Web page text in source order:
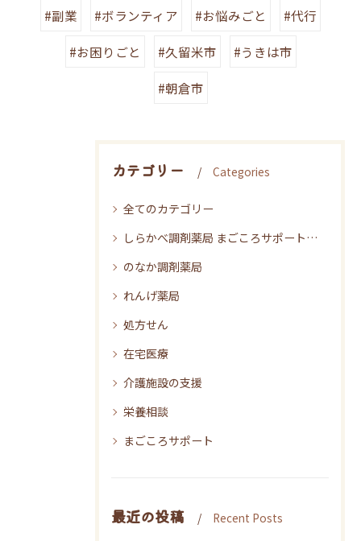
#副業 #ボランティア #お悩みごと #代行
#お困りごと #久留米市 #うきは市
#朝倉市
カテゴリー Categories
全てのカテゴリー
しらかべ調剤薬局 まごころサポート うきはしらかべ店
のなか調剤薬局
れんげ薬局
処方せん
在宅医療
介護施設の支援
栄養相談
まごころサポート
最近の投稿 Recent Posts